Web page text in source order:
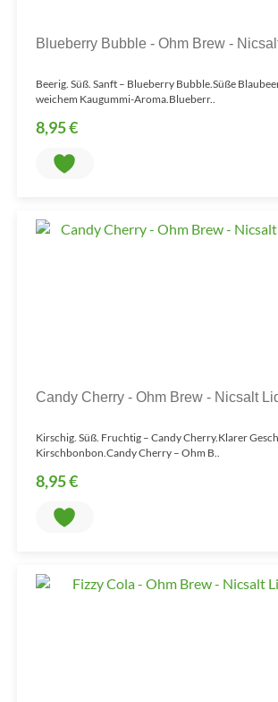
Blueberry Bubble - Ohm Brew -
Beerig. Süß. Sanft – Blueberry Bubble.Süße
weichem Kaugummi-Aroma.Blueberr..
8,95 €
Candy Cherry - Ohm Brew - Nicsalt
Kirschig. Süß. Fruchtig – Candy Cherry.Klarer
Kirschbonbon.Candy Cherry – Ohm B..
8,95 €